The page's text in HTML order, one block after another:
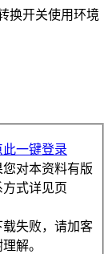
换开关使用环境
此一键登录
对本资料有版
式详见页
失败，请加客
解。